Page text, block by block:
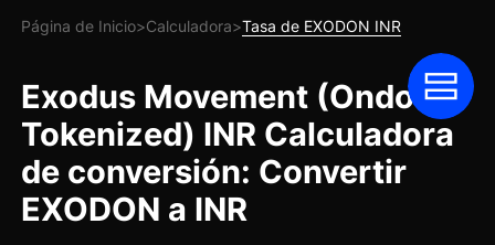
Página de Inicio>Calculadora>Tasa de EXODON INR
Exodus Movement (Ondo
Tokenized) INR Calculadora
de conversión: Convertir
EXODON a INR